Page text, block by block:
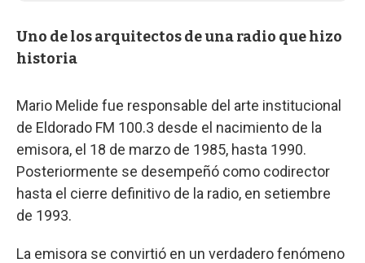
Uno de los arquitectos de una radio que hizo
historia
Mario Melide fue responsable del arte institucional
de Eldorado FM 100.3 desde el nacimiento de la
emisora, el 18 de marzo de 1985, hasta 1990.
Posteriormente se desempeñó como codirector
hasta el cierre definitivo de la radio, en setiembre
de 1993.
La emisora se convirtió en un verdadero fenómeno